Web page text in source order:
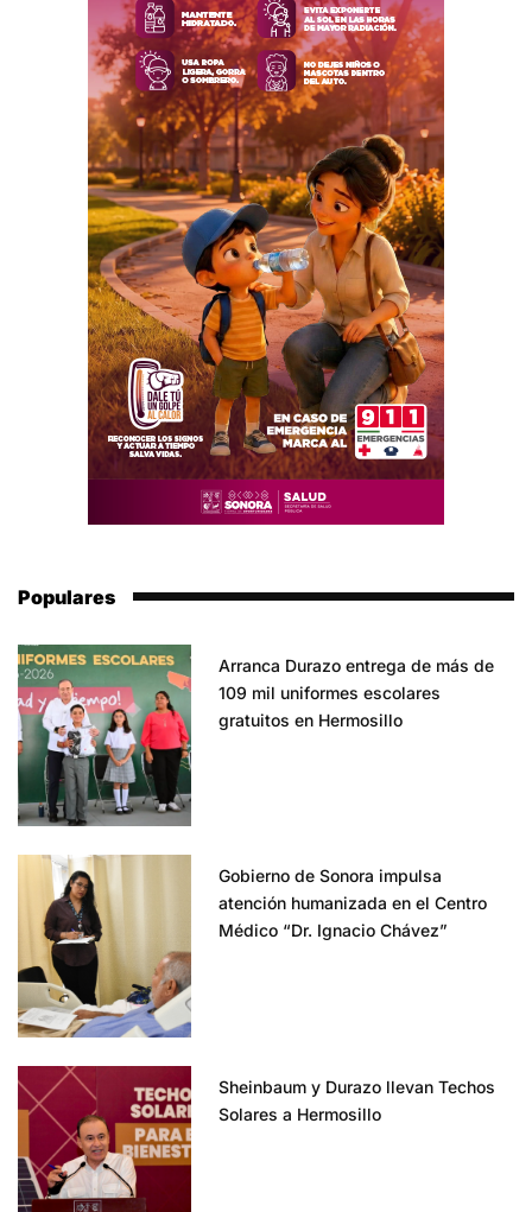
Populares
Arranca Durazo entrega de más de
109 mil uniformes escolares
gratuitos en Hermosillo
Gobierno de Sonora impulsa
atención humanizada en el Centro
Médico “Dr. Ignacio Chávez”
Sheinbaum y Durazo llevan Techos
Solares a Hermosillo